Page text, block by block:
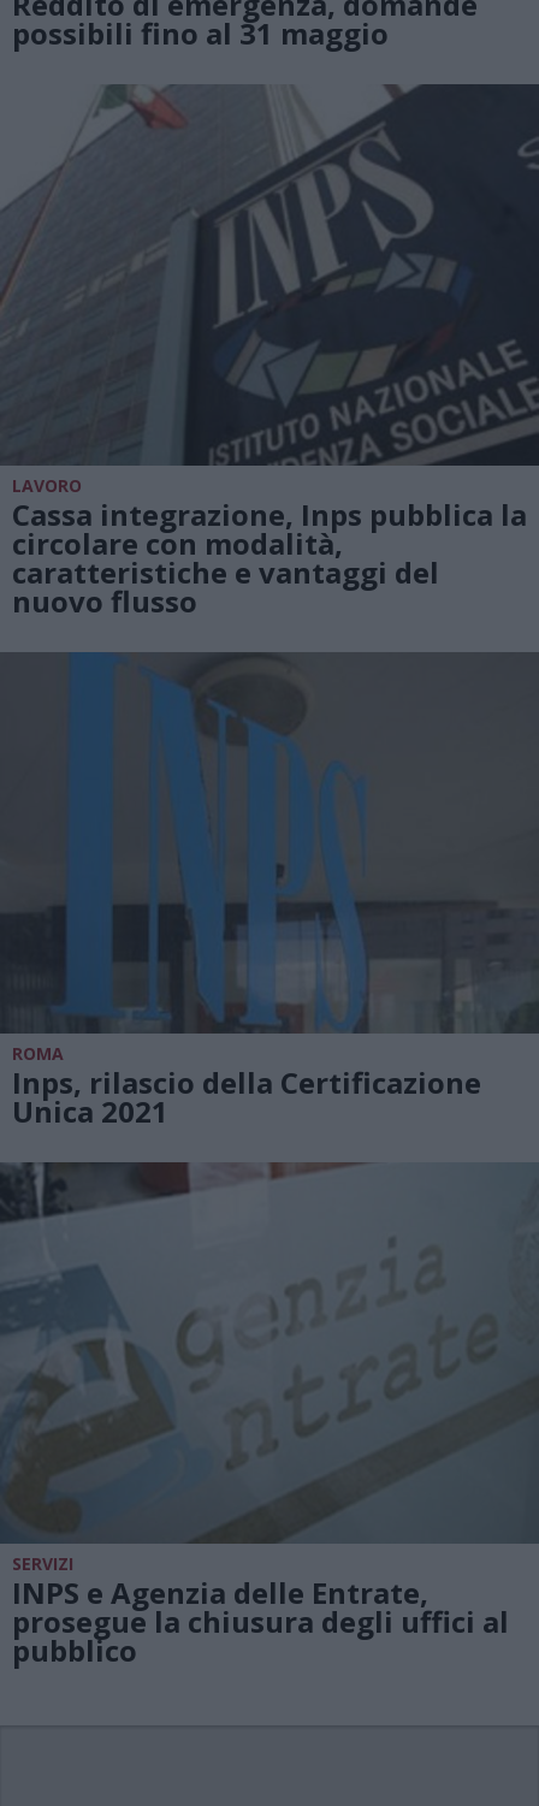
possibili fino al 31 maggio
LAVORO
Cassa integrazione, Inps pubblica la
circolare con modalità,
caratteristiche e vantaggi del
nuovo flusso
ROMA
Inps, rilascio della Certificazione
Unica 2021
SERVIZI
INPS e Agenzia delle Entrate,
prosegue la chiusura degli uffici al
pubblico